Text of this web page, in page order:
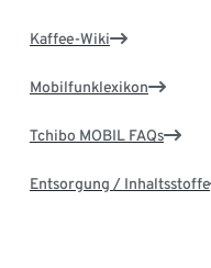
Kaffee-Wiki
Mobilfunklexikon
Tchibo MOBIL FAQs
Entsorgung / Inhaltsstoffe